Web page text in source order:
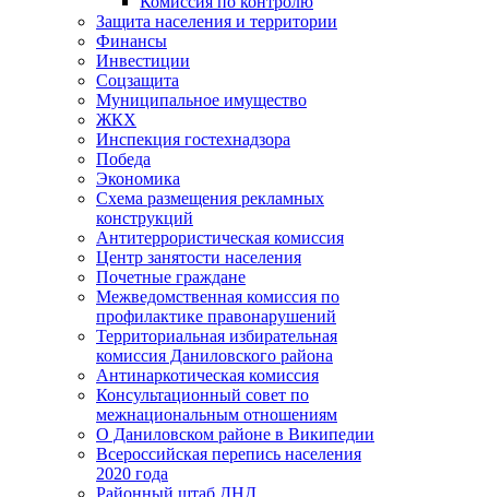
Защита населения и территории
Финансы
Инвестиции
Соцзащита
Муниципальное имущество
ЖКХ
Инспекция гостехнадзора
Победа
Экономика
Схема размещения рекламных
конструкций
Антитеррористическая комиссия
Центр занятости населения
Почетные граждане
Межведомственная комиссия по
профилактике правонарушений
Территориальная избирательная
комиссия Даниловского района
Антинаркотическая комиссия
Консультационный совет по
межнациональным отношениям
О Даниловском районе в Википедии
Всероссийская перепись населения
2020 года
Районный штаб ДНД